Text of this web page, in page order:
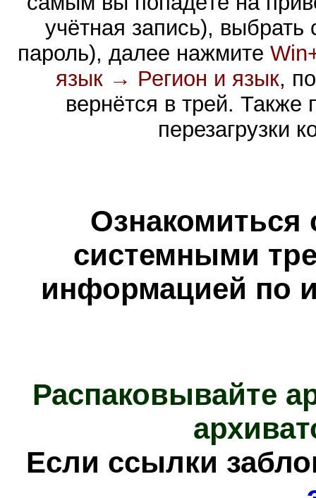
учётная запись),
пароль), далее нажмите
язык → Регион и язык,
вернётся в трей. Также
перезагрузки
Ознакомиться
системными
информацией по
Распаковывайте
Если ссылки